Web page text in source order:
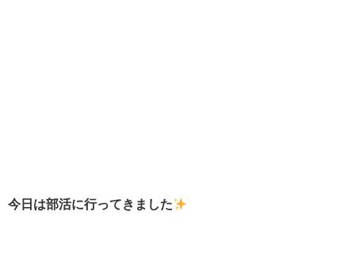
今日は部活に行ってきました